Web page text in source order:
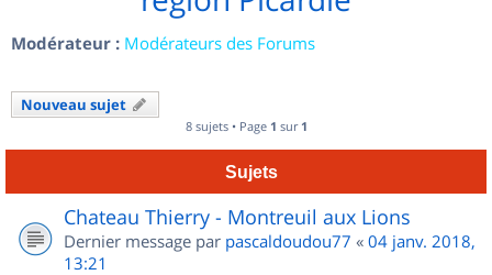
Modérateur : Modérateurs des Forums
Nouveau sujet
8 sujets • Page 1 sur 1
Sujets
Chateau Thierry - Montreuil aux Lions
Dernier message par pascaldoudou77 « 04 janv. 2018,
13:21